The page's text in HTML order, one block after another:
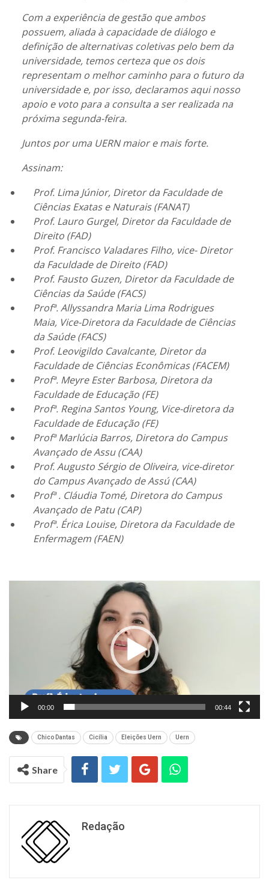
Com a experiência de gestão que ambos
possuem, aliada à capacidade de diálogo e
definição de alternativas coletivas pelo bem da
universidade, temos certeza que os dois
representam o melhor caminho para o futuro da
universidade e, por isso, declaramos aqui nosso
apoio e voto para a consulta a ser realizada na
próxima segunda-feira.
Juntos por uma UERN maior e mais forte.
Assinam:
Prof. Lima Júnior, Diretor da Faculdade de
Ciências Exatas e Naturais (FANAT)
Prof. Lauro Gurgel, Diretor da Faculdade de
Direito (FAD)
Prof. Francisco Valadares Filho, vice- Diretor
da Faculdade de Direito (FAD)
Prof. Fausto Guzen, Diretor da Faculdade de
Ciências da Saúde (FACS)
Profª. Allyssandra Maria Lima Rodrigues
Maia, Vice-Diretora da Faculdade de Ciências
da Saúde (FACS)
Prof. Leovigildo Cavalcante, Diretor da
Faculdade de Ciências Econômicas (FACEM)
Profª. Meyre Ester Barbosa, Diretora da
Faculdade de Educação (FE)
Profª. Regina Santos Young, Vice-diretora da
Faculdade de Educação (FE)
Profª Marlúcia Barros, Diretora do Campus
Avançado de Assu (CAA)
Prof. Augusto Sérgio de Oliveira, vice-diretor
do Campus Avançado de Assú (CAA)
Profª . Cláudia Tomé, Diretora do Campus
Avançado de Patu (CAP)
Profª. Érica Louise, Diretora da Faculdade de
Enfermagem (FAEN)
00:00 00:44
Chico Dantas Cicília Eleições Uern Uern
Share
Redação